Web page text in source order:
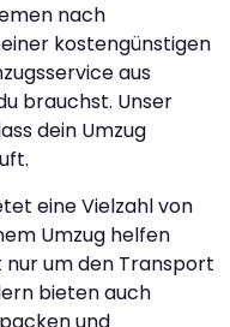
nach
kostengünstigen
aus
brauchst. Unser
dein Umzug
eine Vielzahl von
Umzug helfen
nur um den Transport
bieten auch
und